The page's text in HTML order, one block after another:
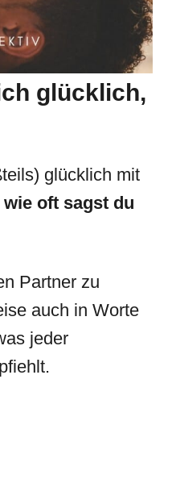
glücklich,
glücklich mit
oft sagst du
Partner zu
auch in Worte
jeder